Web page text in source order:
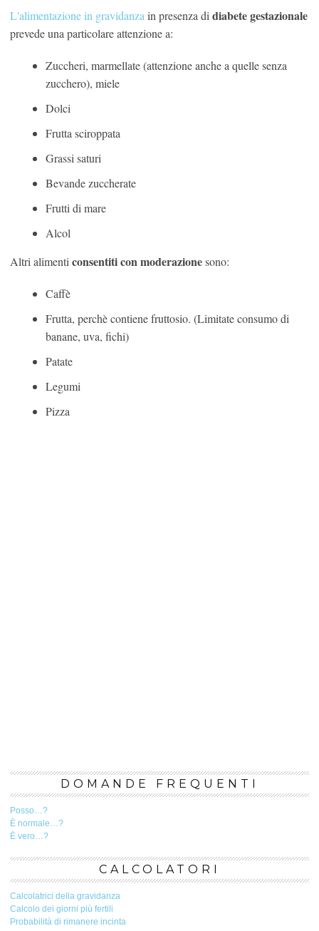
L'alimentazione in gravidanza in presenza di diabete gestazionale
prevede una particolare attenzione a:
Zuccheri, marmellate (attenzione anche a quelle senza
zucchero), miele
Dolci
Frutta sciroppata
Grassi saturi
Bevande zuccherate
Frutti di mare
Alcol
Altri alimenti consentiti con moderazionesono:
Caffè
Frutta, perchè contiene fruttosio. (Limitate consumo di
banane, uva, fichi)
Patate
Legumi
Pizza
DOMANDE FREQUENTI
Posso…?
È normale…?
È vero…?
CALCOLATORI
Calcolatrici della gravidanza
Calcolo dei giorni più fertili
Probabilità di rimanere incinta